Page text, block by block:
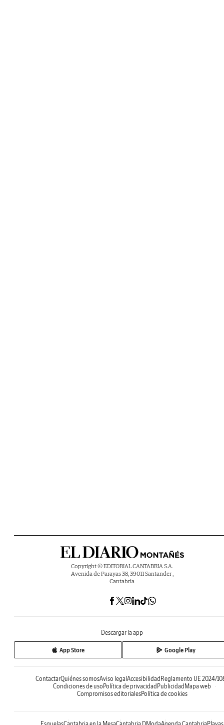
Copyright © EDITORIAL CANTABRIA S.A.
Avenida de Parayas 38, 39011 Santander ,
Cantabria
Descargar la app
App Store Google Play
ContactarQuiénes somosAviso legal Accesibilidad Reglamento UE 2024/
Condiciones de uso Política de privacidad Publicidad Mapa web
Compromisos editorialesPolítica de cookies